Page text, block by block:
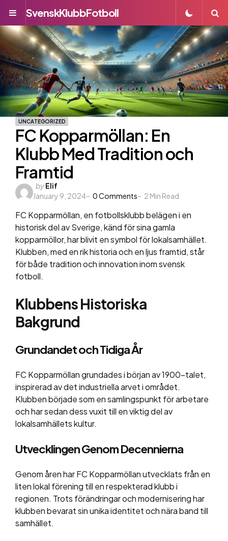
Menu
SvenskKlubbFotboll
UNCATEGORIZED
FC Kopparmöllan: En
Klubb Med Tradition och
Framtid
Posted
by
byElif
January 9, 2024
0Comments 2 Min Read
FC Kopparmöllan, en fotbollsklubb belägen i en
historisk del av Sverige, känd för sina gamla
kopparmöllor, har blivit en symbol för lokalsamhället.
Klubben, med en rik historia och en ljus framtid, står
för både tradition och innovation inom svensk
fotboll.
Klubbens Historiska
Bakgrund
Grundandet och Tidiga År
FC Kopparmöllan grundades i början av 1900-talet,
inspirerad av det industriella arvet i området.
Klubben började som en samlingspunkt för arbetare
och har sedan dess vuxit till en viktig del av
lokalsamhällets kultur.
Utvecklingen Genom Decennierna
Genom åren har FC Kopparmöllan utvecklats från en
liten lokal förening till en respekterad klubb i
regionen. Trots förändringar och modernisering har
klubben bevarat sin unika identitet och nära band till
samhället.